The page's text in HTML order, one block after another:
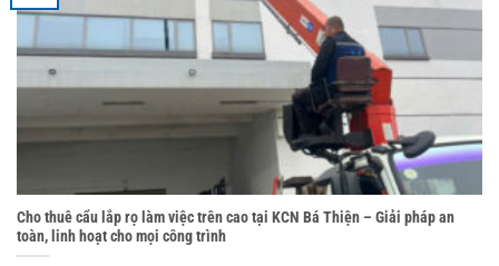
Cho thuê cẩu lắp rọ làm việc trên cao tại KCN Bá Thiện – Giải pháp an
toàn, linh hoạt cho mọi công trình